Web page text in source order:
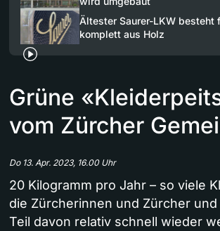
Ältester Saurer-LKW besteht
komplett aus Holz
Grüne
vom Zürcher
Do 13. Apr. 2023, 16.00 Uhr
20 Kilogramm pro Jahr – so viele
die Zürcherinnen und Zürcher
Teil davon relativ schnell wieder